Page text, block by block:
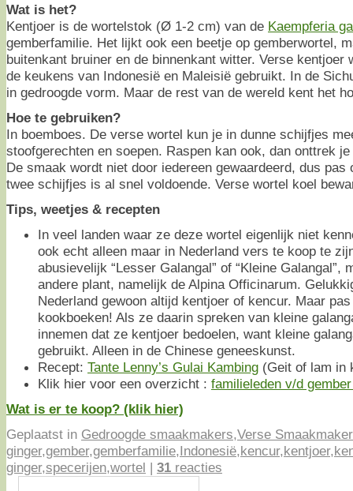
Wat is het?
Kentjoer is de wortelstok (Ø 1-2 cm) van de Kaempferia
gemberfamilie. Het lijkt ook een beetje op gemberwortel,
buitenkant bruiner en de binnenkant witter. Verse kentjoer
de keukens van Indonesië en Maleisië gebruikt. In de
in gedroogde vorm. Maar de rest van de wereld kent het
Hoe te gebruiken?
In boemboes. De verse wortel kun je in dunne schijfjes
stoofgerechten en soepen. Raspen kan ook, dan onttrek
De smaak wordt niet door iedereen gewaardeerd, dus pas
twee schijfjes is al snel voldoende. Verse wortel koel
Tips, weetjes & recepten
In veel landen waar ze deze wortel eigenlijk niet
ook echt alleen maar in Nederland vers te koop te
abusievelijk “Lesser Galangal” of “Kleine Galangal”,
andere plant, namelijk de Alpina Officinarum.
Nederland gewoon altijd kentjoer of kencur. Maar
kookboeken! Als ze daarin spreken van kleine
innemen dat ze kentjoer bedoelen, want kleine
gebruikt. Alleen in de Chinese geneeskunst.
Recept: Tante Lenny’s Gulai Kambing (Geit of lam in
Klik hier voor een overzicht : familieleden v/d
Wat is er te koop? (klik hier)
Geplaatst in Gedroogde smaakmakers,Verse
ginger,gember,gemberfamilie,Indonesië,kencur,kentjoer,
ginger,specerijen,wortel | 31 reacties